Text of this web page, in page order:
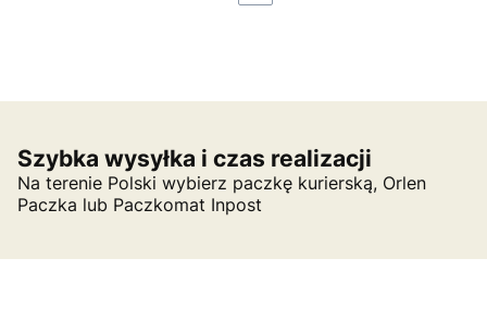
Szybka wysyłka i czas realizacji
Na terenie Polski wybierz paczkę kurierską, Orlen
Paczka lub Paczkomat Inpost